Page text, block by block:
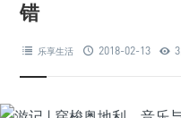
错
乐享生活 2018-02-13